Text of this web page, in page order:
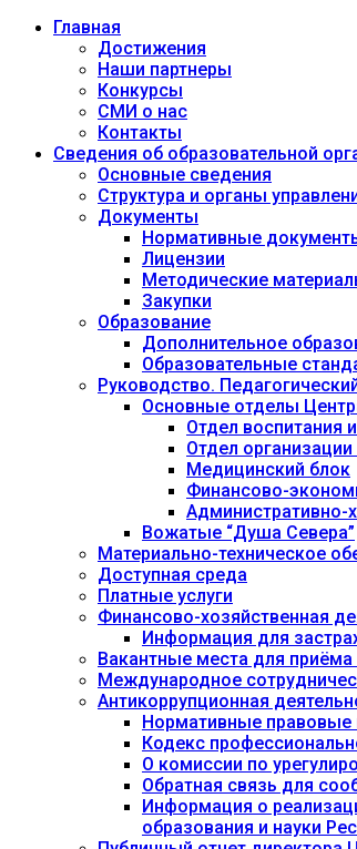
Главная
Достижения
Наши партнеры
Конкурсы
СМИ о нас
Контакты
Сведения об образовательной
Основные сведения
Структура и органы
Документы
Нормативные
Лицензии
Методические
Закупки
Образование
Дополнительное
Образовательные
Руководство.
Основные отделы
Отдел воспитания
Отдел
Медицинский блок
Финансово-
Административно-
Вожатые “Душа Севера”
Материально-техническое
Доступная среда
Платные услуги
Финансово-хозяйственная
Информация для
Вакантные места для
Международное
Антикоррупционная
Нормативные правовые
Кодекс
О комиссии по
Обратная связь для
Информация о
образования и науки